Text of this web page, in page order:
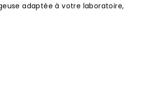
adaptée à votre laboratoire,